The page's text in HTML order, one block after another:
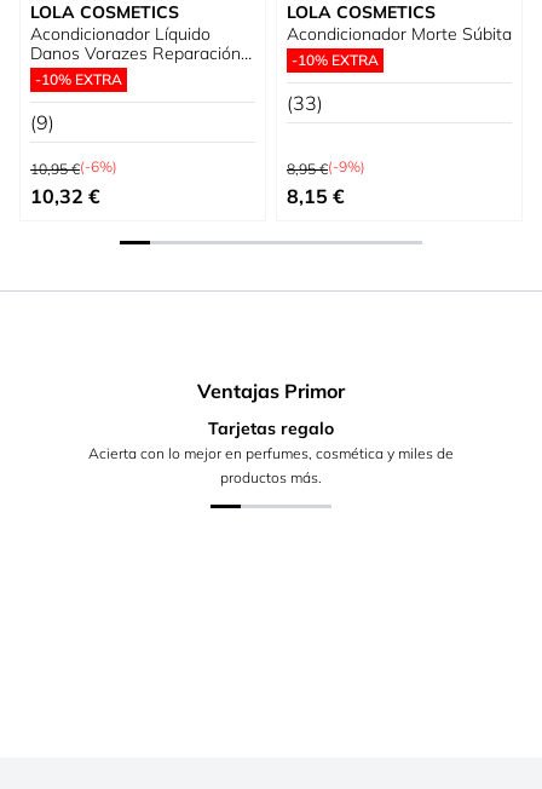
LOLA COSMETICS
Acondicionador Líquido
Danos Vorazes Reparación
Inmediata
-10% EXTRA
(9)
Precio habitual
10,95 €(-6%)
Precio especial
10,32 €
LOLA COSMETICS
Acondicionador Morte Súbita
-10% EXTRA
(33)
Precio habitual
8,95 €(-9%)
Precio especial
8,15 €
Ventajas Primor
Tarjetas regalo
Acierta con lo mejor en perfumes, cosmética y miles de
productos más.